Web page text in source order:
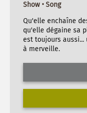
Show • Song
Qu'elle enchaîne
qu'elle dégaine sa
est toujours
à merveille.